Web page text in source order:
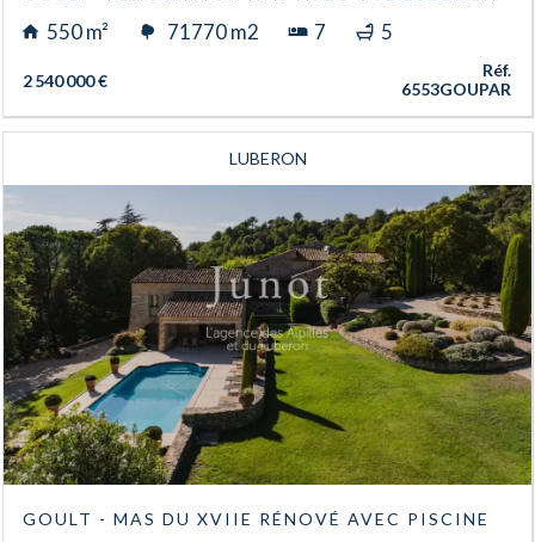
550 m² 71770 m2 7 5
2 540 000 €
Réf.
6553GOUPAR
LUBERON
GOULT - MAS DU XVIIE RÉNOVÉ AVEC PISCINE